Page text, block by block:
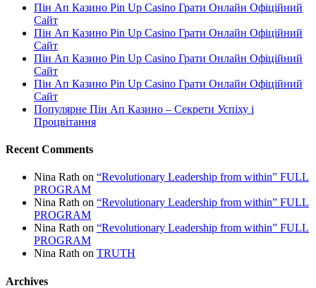
Пін Ап Казино Pin Up Casino Грати Онлайн Офіційний
Сайт
Пін Ап Казино Pin Up Casino Грати Онлайн Офіційний
Сайт
Пін Ап Казино Pin Up Casino Грати Онлайн Офіційний
Сайт
Пін Ап Казино Pin Up Casino Грати Онлайн Офіційний
Сайт
Популярне Пін Ап Казино – Секрети Успіху і
Процвітання
Recent Comments
Nina Rath on “Revolutionary Leadership from within” FULL
PROGRAM
Nina Rath on “Revolutionary Leadership from within” FULL
PROGRAM
Nina Rath on “Revolutionary Leadership from within” FULL
PROGRAM
Nina Rath on TRUTH
Archives